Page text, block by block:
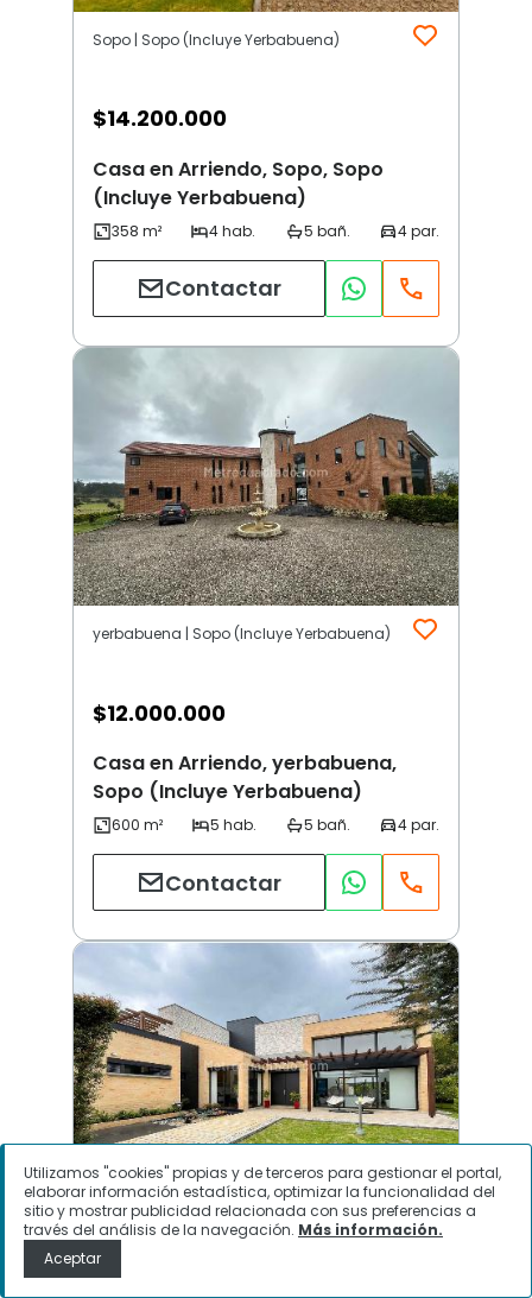
Sopo | Sopo (Incluye Yerbabuena)
$14.200.000
Casa en Arriendo, Sopo, Sopo
(Incluye Yerbabuena)
Contactar
yerbabuena | Sopo (Incluye Yerbabuena)
$12.000.000
Casa en Arriendo, yerbabuena,
Sopo (Incluye Yerbabuena)
Contactar
Vereda Hato Grande | Sopo (Incluye Yerbabuena)
Utilizamos "cookies" propias y de terceros para gestionar el portal,
elaborar información estadística, optimizar la funcionalidad del
sitio y mostrar publicidad relacionada con sus preferencias a
través del análisis de la navegación. Más información.
Aceptar